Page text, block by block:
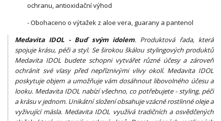
ochranu, antioxidační výhod
- Obohaceno o výtažek z aloe vera, guarany a pantenol
Medavita IDOL - Buď svým idolem. Produktová řada, která
spojuje krásu, péči a styl. Se širokou škálou stylingových produktů
Medavita IDOL budete schopni vytvářet různé účesy a zároveň
ochránit své vlasy před nepříznivými vlivy okolí. Medavita IDOL
poskytuje objem a umožňuje vám dosáhnout libovolného účesu a
looku. Medavita IDOL nabízí všechno, co potřebujete - styling, péči
a krásu v jednom. Unikátní složení obsahuje vzácné rostlinné oleje a
vyživující másla. Medavita IDOL využívá tradičních a osvědčených